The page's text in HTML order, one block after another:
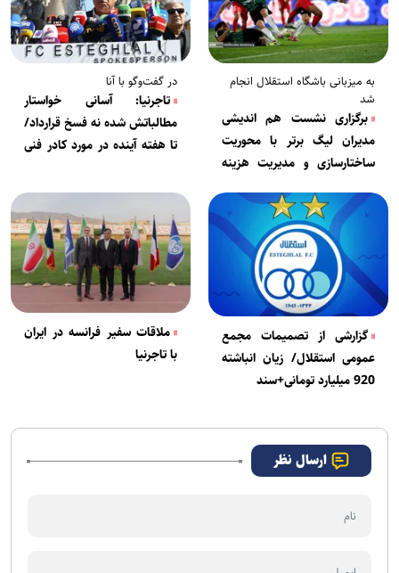
به میزبانی باشگاه استقلال انجام
شد
برگزاری نشست هم اندیشی
مدیران لیگ برتر با محوریت
ساختارسازی و مدیریت هزینه
در گفت‌وگو با آنا
تاجرنیا: آسانی خواستار
مطالباتش شده نه فسخ قرارداد/
تا هفته آینده در مورد کادر فنی
گزارشی از تصمیمات مجمع
عمومی استقلال/ زیان انباشته
920 میلیارد تومانی+سند
ملاقات سفیر فرانسه در ایران
با تاجرنیا
ارسال نظر